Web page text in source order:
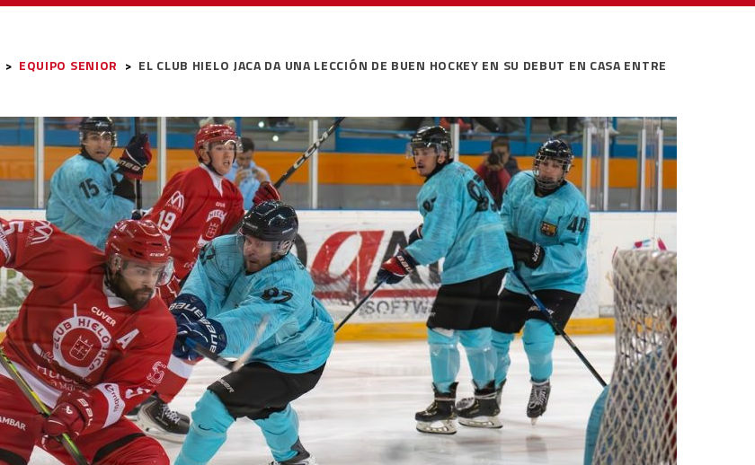
> EQUIPO SENIOR > EL CLUB HIELO JACA DA UNA LECCIÓN DE BUEN HOCKEY EN SU DEBUT EN CASA ENTRE